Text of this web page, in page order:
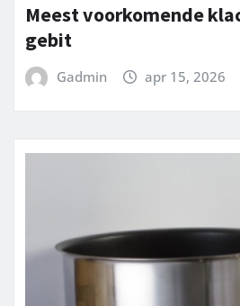
Meest voorkomende
gebit
Gadmin apr 15, 2026